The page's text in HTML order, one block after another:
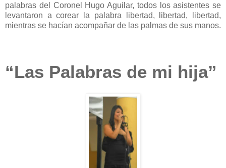
palabras del Coronel Hugo Aguilar, todos los asistentes se
levantaron a corear la palabra libertad, libertad, libertad,
mientras se hacían acompañar de las palmas de sus manos.
“Las Palabras de mi hija”